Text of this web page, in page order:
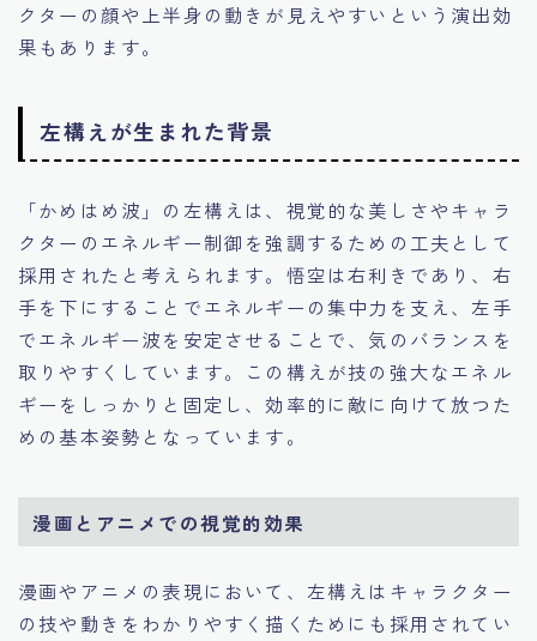
クターの顔や上半身の動きが見えやすいという演出効
果もあります。
左構えが生まれた背景
「かめはめ波」の左構えは、視覚的な美しさやキャラ
クターのエネルギー制御を強調するための工夫として
採用されたと考えられます。悟空は右利きであり、右
手を下にすることでエネルギーの集中力を支え、左手
でエネルギー波を安定させることで、気のバランスを
取りやすくしています。この構えが技の強大なエネル
ギーをしっかりと固定し、効率的に敵に向けて放つた
めの基本姿勢となっています。
漫画とアニメでの視覚的効果
漫画やアニメの表現において、左構えはキャラクター
の技や動きをわかりやすく描くためにも採用されてい